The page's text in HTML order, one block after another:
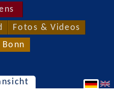
Fotos & Videos